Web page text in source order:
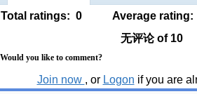
Total ratings: 0
Average rating:
无评论of 10
Would you like to comment?
Join now , or Logon if you are